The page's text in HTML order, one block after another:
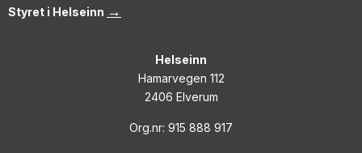
Styret i Helseinn →
Helseinn
Hamarvegen 112
2406 Elverum
Org.nr: 915 888 917